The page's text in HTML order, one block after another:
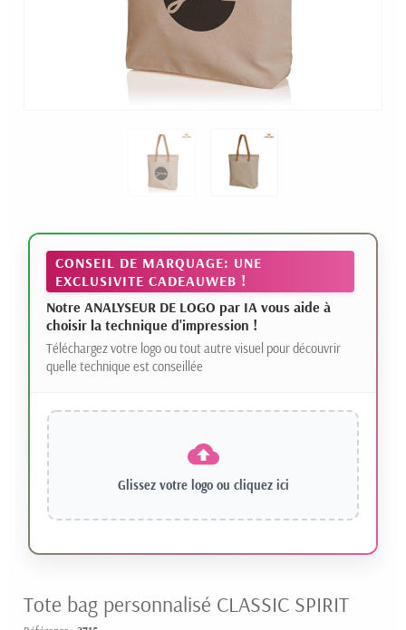
CONSEIL DE MARQUAGE: UNE
EXCLUSIVITE CADEAUWEB !
Notre ANALYSEUR DE LOGO par IA vous aide à
choisir la technique d'impression !
Téléchargez votre logo ou tout autre visuel pour découvrir
quelle technique est conseillée
Glissez votre logo ou cliquez ici
Tote bag personnalisé CLASSIC SPIRIT